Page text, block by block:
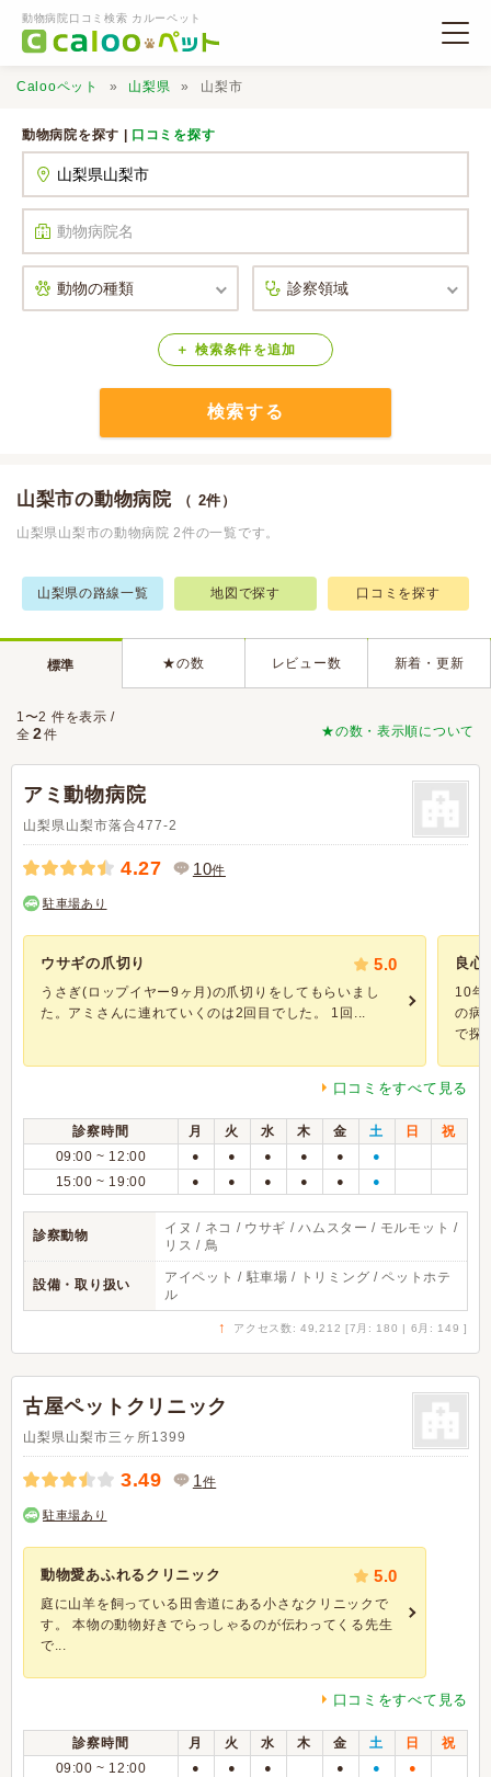
動物病院口コミ検索 カルーペット
口コミ検索
Calooペットとは？
Calooペット 山梨県 山梨市
動物病院を探す | 口コミを探す
検索条件 を追加
検索する
山梨市の動物病院 （ 2件）
山梨県山梨市の動物病院 2件の一覧です。
山梨県の路線一覧 地図で探す 口コミを探す
標準 ★の数 レビュー数 新着・更新
★の数・表示順について
1〜2 件を表示 /
全 2件
アミ動物病院
山梨県山梨市落合477-2
4.27 10件
駐車場あり
ウサギの爪切り 5.0
うさぎ(ロップイヤー9ヶ月)の爪切りをしてもらいまし
た。アミさんに連れていくのは2回目でした。 1回...
良心
10年
の病
で探
口コミをすべて見る
診察時間 月 火 水 木 金 土 日
祝
09:00 ~ 12:00
● ● ● ● ● ●
15:00 ~ 19:00 ● ● ● ● ● ●
診察動物
イヌ / ネコ / ウサギ / ハムスター / モルモット /
リス / 鳥
設備・取り扱い
アイペット / 駐車場 / トリミング / ペットホテ
ル
↑ アクセス数: 49,212 [7月: 180 | 6月: 149 ]
古屋ペットクリニック
山梨県山梨市三ヶ所1399
3.49 1件
駐車場あり
動物愛あふれるクリニック 5.0
庭に山羊を飼っている田舎道にある小さなクリニックで
す。 本物の動物好きでらっしゃるのが伝わってくる先生
で...
口コミをすべて見る
診察時間 月 火 水 木 金 土 日
祝
09:00 ~ 12:00
● ● ● ● ● ●